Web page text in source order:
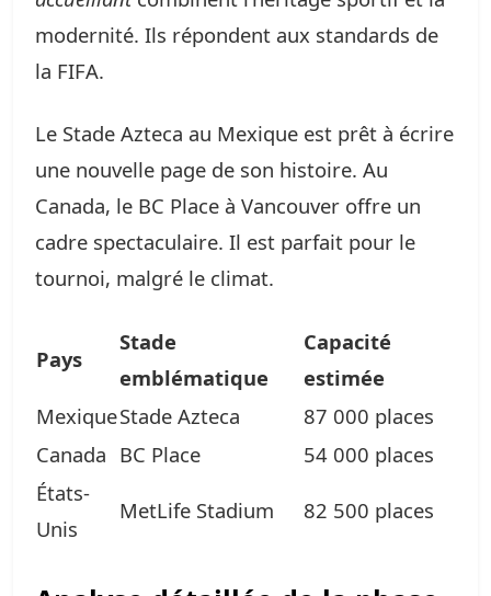
modernité. Ils répondent aux standards de
la FIFA.
Le Stade Azteca au Mexique est prêt à écrire
une nouvelle page de son histoire. Au
Canada, le BC Place à Vancouver offre un
cadre spectaculaire. Il est parfait pour le
tournoi, malgré le climat.
Pays
Stade
emblématique
Capacité
estimée
MexiqueStade Azteca
87 000 places
Canada BC Place
54 000 places
États-
Unis
MetLife Stadium 82 500 places